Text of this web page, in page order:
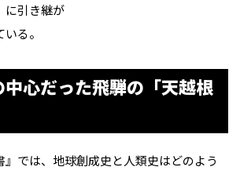
に引き継が
る。
心だった飛騨の「天越根
では、地球創成史と人類史はどのよう